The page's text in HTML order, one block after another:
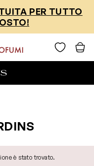
PER TUTTO
è stato trovato.